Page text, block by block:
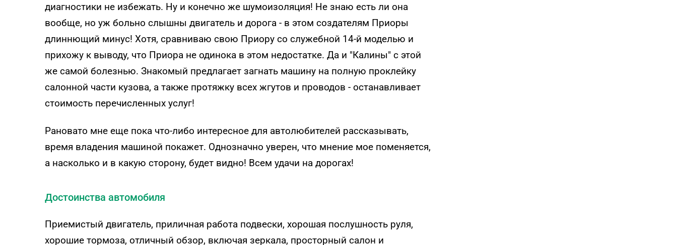
диагностики не избежать. Ну и конечно же шумоизоляция! Не знаю есть ли она
вообще, но уж больно слышны двигатель и дорога - в этом создателям Приоры
длиннющий минус! Хотя, сравниваю свою Приору со служебной 14-й моделью и
прихожу к выводу, что Приора не одинока в этом недостатке. Да и "Калины" с этой
же самой болезнью. Знакомый предлагает загнать машину на полную проклейку
салонной части кузова, а также протяжку всех жгутов и проводов - останавливает
стоимость перечисленных услуг!
Рановато мне еще пока что-либо интересное для автолюбителей рассказывать,
время владения машиной покажет. Однозначно уверен, что мнение мое поменяется,
а насколько и в какую сторону, будет видно! Всем удачи на дорогах!
Достоинства автомобиля
Приемистый двигатель, приличная работа подвески, хорошая послушность руля,
хорошие тормоза, отличный обзор, включая зеркала, просторный салон и